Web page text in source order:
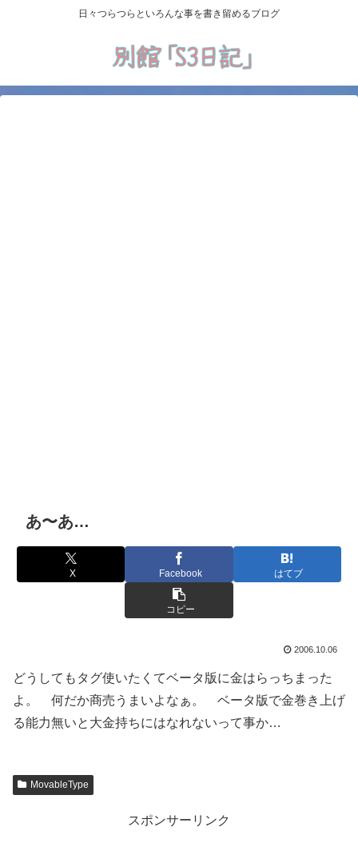
日々つらつらといろんな事を書き留めるブログ
あ〜あ…
X Facebook はてブ
コピー
2006.10.06
どうしてもタグ使いたくてベータ版に金はらっちまった
よ。 何だか商売うまいよなぁ。 ベータ版で金巻き上げ
る能力無いと大金持ちにはなれないって事か…
MovableType
スポンサーリンク